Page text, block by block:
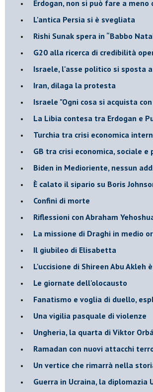
Erdogan, non si può fare a meno
L'antica Persia si è svegliata
Rishi Sunak spera in “Babbo
G20 alla ricerca di credibilità
Israele, l'asse politico si sposta
Iran, dilaga la protesta
Israele "Ogni cosa si acquista
La Libia contesa tra Erdogan e
Turchia tra crisi economica
GB tra crisi economica, sociale e
Biden in Medioriente, nessun
È calato il sipario su Boris
Confini di morte
Riflessioni con Abraham
La missione di Draghi in medio
Il giubileo di Elisabetta
L'uccisione di Shireen Abu
Le giornate dell'olocausto
Fanatismo e voglia di duello,
Una vigilia pasquale di violenze
Ungheria, la quarta di Viktor
Ramadan con nuovi attacchi
Un vertice che rimarrà nella
Guerra in Ucraina, la diplomazia